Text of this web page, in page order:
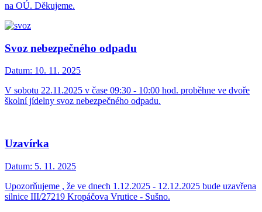
na OÚ. Děkujeme.
Svoz nebezpečného odpadu
Datum: 10. 11. 2025
V sobotu 22.11.2025 v čase 09:30 - 10:00 hod. proběhne ve dvoře
školní jídelny svoz nebezpečného odpadu.
Uzavírka
Datum: 5. 11. 2025
Upozorňujeme , že ve dnech 1.12.2025 - 12.12.2025 bude uzavřena
silnice III/27219 Kropáčova Vrutice - Sušno.